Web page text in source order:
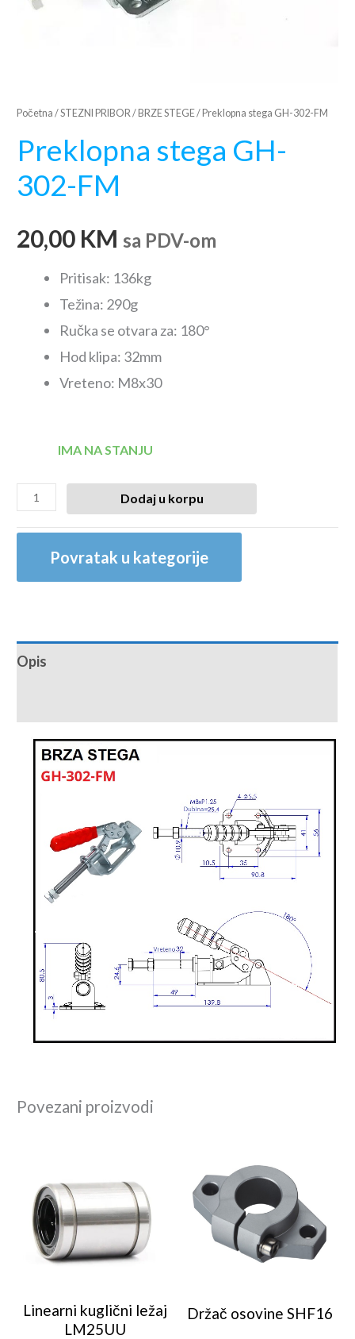
Početna /STEZNI PRIBOR / BRZE STEGE/ Preklopna stega GH-302-FM
Preklopna stega GH-
302-FM
20,00 KM sa PDV-om
Pritisak: 136kg
Težina: 290g
Ručka se otvara za: 180°
Hod klipa: 32mm
Vreteno: M8x30
IMA NA STANJU
Dodaj u korpu
Povratak u kategorije
Opis
Povezani proizvodi
Linearni kuglični ležaj
LM25UU
Držač osovine SHF16